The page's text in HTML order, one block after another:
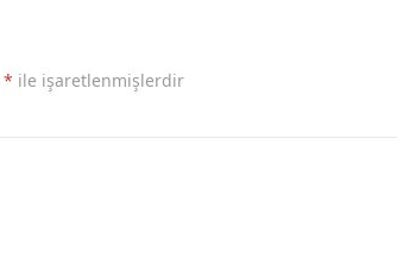
* ile işaretlenmişlerdir